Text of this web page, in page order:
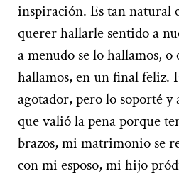
inspiración. Es tan natural
querer hallarle sentido a
a menudo se lo hallamos, o
hallamos, en un final feliz.
agotador, pero lo soporté y
que valió la pena porque
brazos, mi matrimonio se
con mi esposo, mi hijo